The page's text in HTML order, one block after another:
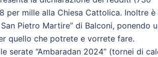
per mille alla Chiesa Cattolica. Inoltre
Pietro Martire” di Balconi, ponendo
quello che potrete e vorrete fare.
serate “Ambaradan 2024” (tornei di